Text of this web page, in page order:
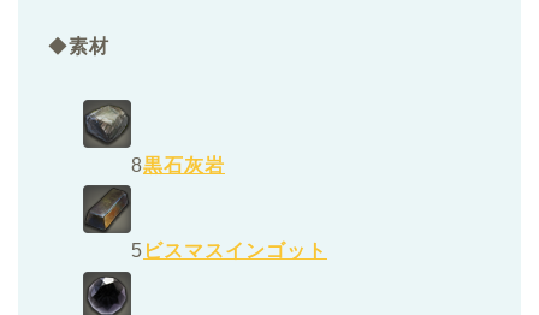
◆素材
8黒石灰岩
5 ビスマスインゴット